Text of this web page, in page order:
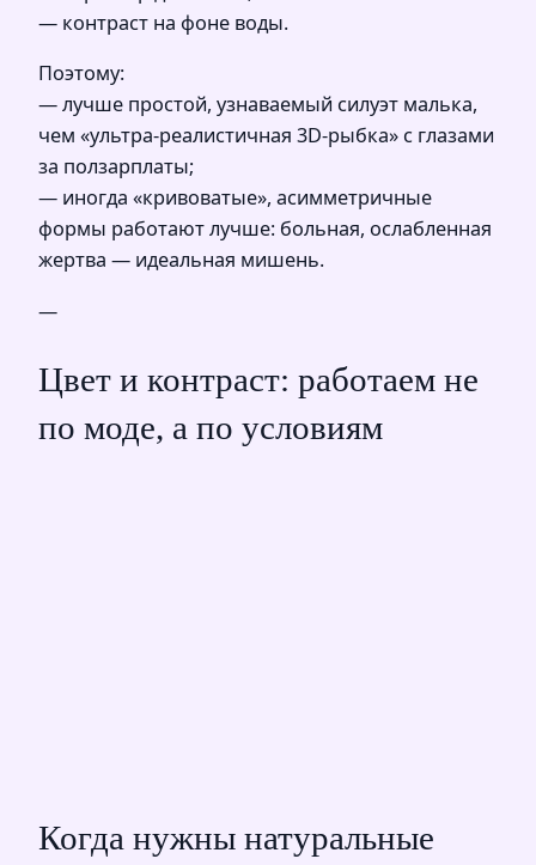
— контраст на фоне воды.
Поэтому:
— лучше простой, узнаваемый силуэт малька,
чем «ультра-реалистичная 3D-рыбка» с глазами
за ползарплаты;
— иногда «кривоватые», асимметричные
формы работают лучше: больная, ослабленная
жертва — идеальная мишень.
—
Цвет и контраст: работаем не
по моде, а по условиям
Когда нужны натуральные